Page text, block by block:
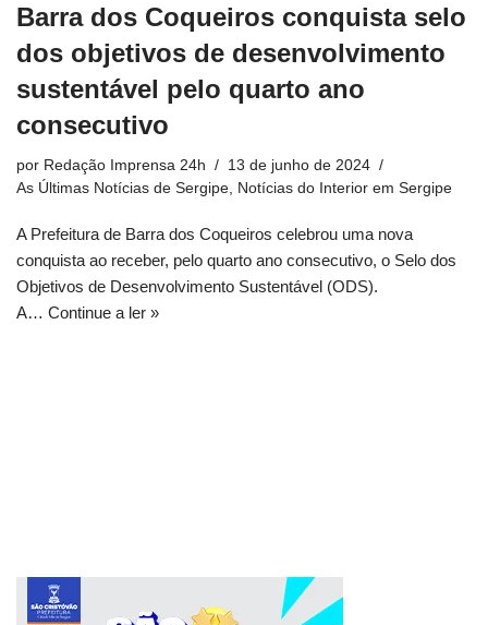
Barra dos Coqueiros conquista selo
dos objetivos de desenvolvimento
sustentável pelo quarto ano
consecutivo
por Redação Imprensa 24h
13 de junho de 2024
As Últimas Notícias de Sergipe
Notícias do Interior em Sergipe
A Prefeitura de Barra dos Coqueiros celebrou uma nova
conquista ao receber, pelo quarto ano consecutivo, o Selo dos
Objetivos de Desenvolvimento Sustentável (ODS).
A… Continue a ler »